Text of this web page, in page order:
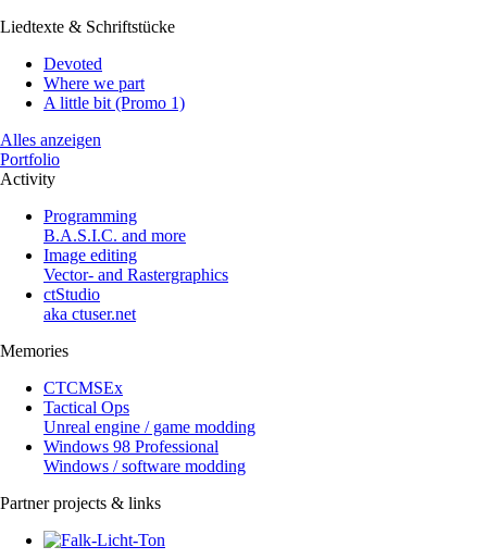
Liedtexte & Schriftstücke
Devoted
Where we part
A little bit (Promo 1)
Alles anzeigen
Portfolio
Activity
Programming
B.A.S.I.C. and more
Image editing
Vector- and Rastergraphics
ctStudio
aka ctuser.net
Memories
CTCMSEx
Tactical Ops
Unreal engine / game modding
Windows 98 Professional
Windows / software modding
Partner projects & links